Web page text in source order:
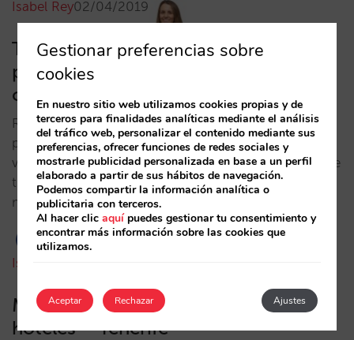
Isabel Rey02/04/2019
Taller en Tenerife: Disparidades de
precio. Claves y trucos para acabar
con ellas
​Recuperar el control de tu precio es fundamental
para empezar a trazar una correcta estrategia de
venta directa. En este taller para hoteleros de Tenerife
trataremos todo lo que hay que saber para ponerte
manos a la obra.​…
Isabel Rey
Mesa redonda metabuscadores y
hoteles – Tenerife
Gestionar preferencias sobre
cookies
En nuestro sitio web utilizamos cookies propias y de
terceros para finalidades analíticas mediante el análisis
del tráfico web, personalizar el contenido mediante sus
preferencias, ofrecer funciones de redes sociales y
mostrarle publicidad personalizada en base a un perfil
elaborado a partir de sus hábitos de navegación.
Podemos compartir la información analítica o
publicitaria con terceros.
Al hacer clicaquípuedes gestionar tu consentimiento y
encontrar más información sobre las cookies que
utilizamos.
Aceptar Ajustes
Rechazar